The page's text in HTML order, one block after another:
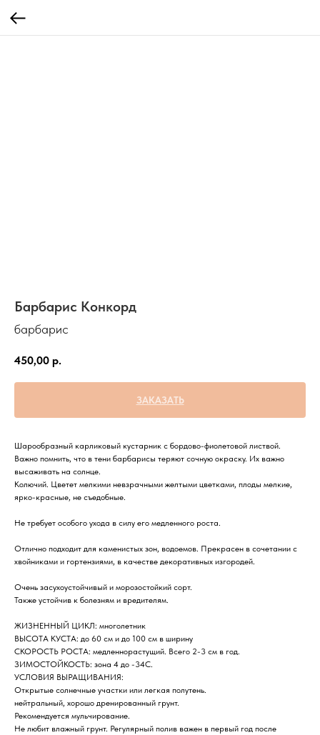
Барбарис Конкорд
барбарис
450,00 р.
ЗАКАЗАТЬ
Шарообразный карликовый кустарник с бордово-фиолетовой листвой.
Важно помнить, что в тени барбарисы теряют сочную окраску. Их важно
высаживать на солнце.
Колючий. Цветет мелкими невзрачными желтыми цветками, плоды мелкие,
ярко-красные, не съедобные.
Не требует особого ухода в силу его медленного роста.
Отлично подходит для каменистых зон, водоемов. Прекрасен в сочетании с
хвойниками и гортензиями, в качестве декоративных изгородей.
Очень засухоустойчивый и морозостойкий сорт.
Также устойчив к болезням и вредителям.
ЖИЗНЕННЫЙ ЦИКЛ: многолетник
ВЫСОТА КУСТА: до 60 см и до 100 см в ширину
СКОРОСТЬ РОСТА: медленнорастущий. Всего 2-3 см в год.
ЗИМОСТОЙКОСТЬ: зона 4 до -34С.
УСЛОВИЯ ВЫРАЩИВАНИЯ:
Открытые солнечные участки или легкая полутень.
нейтральный, хорошо дренированный грунт.
Рекомендуется мульчирование.
Не любит влажный грунт. Регулярный полив важен в первый год после